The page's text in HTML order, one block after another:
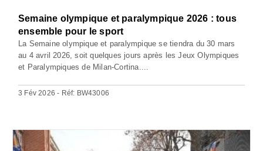
Semaine olympique et paralympique 2026 : tous
ensemble pour le sport
La Semaine olympique et paralympique se tiendra du 30 mars
au 4 avril 2026, soit quelques jours après les Jeux Olympiques
et Paralympiques de Milan-Cortina....
3 Fév 2026 - Réf: BW43006